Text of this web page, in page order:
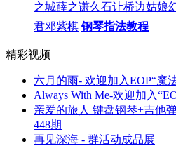
之城薛之谦久石让桥边姑娘
君邓紫棋 钢琴指法教程
精彩视频
六月的雨- 欢迎加入EOP“魔
Always With Me-欢迎加入
亲爱的旅人 键盘钢琴+吉他
448期
再见深海 - 群活动成品展